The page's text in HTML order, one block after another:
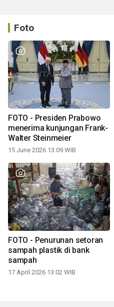
Foto
FOTO - Presiden Prabowo
menerima kunjungan Frank-
Walter Steinmeier
15 June 2026 13:09 WIB
FOTO - Penurunan setoran
sampah plastik di bank
sampah
17 April 2026 13:02 WIB